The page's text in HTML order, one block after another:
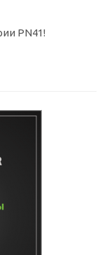
PN41!